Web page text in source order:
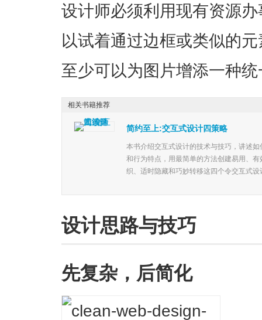
设计师必须利用现有资源
以试着通过边框或类似的
至少可以为图片增添一种
简约至上:交互式设计四策略
本书介绍交互式设计的技术与技巧，讲述
和行为特点，用最简单的方法创建易用、
织、适时隐藏和巧妙转移这四个令交互式
相关书籍推荐
设计思路与技巧
先复杂，后简化